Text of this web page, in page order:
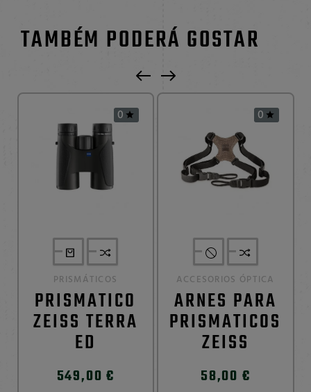
TAMBÉM PODERÁ GOSTAR
0 
PRISMÁTICOS
PRISMATICO
ZEISS TERRA
ED
549,00 €
0 
ACCESORIOS ÓPTICA
ARNES PARA
PRISMATICOS
ZEISS
58,00 €